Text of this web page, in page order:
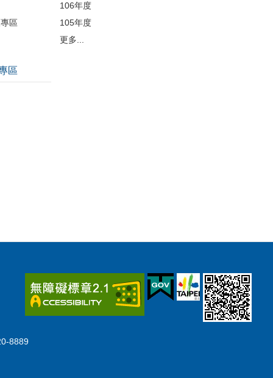
區
106年度
105年度
更多...
區
8889